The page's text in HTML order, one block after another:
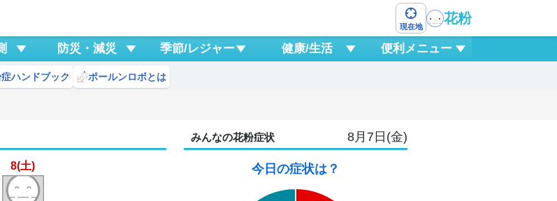
現在地
花粉
防災・減災 季節/レジャー 健康/生活 便利メニュー
ハンドブック ポールンロボとは
8(土)
みんなの花粉症状 8月7日(金)
今日の症状は？